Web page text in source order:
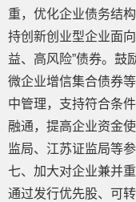
重，优化企业债务结
持创新创业型企业面
益、高风险”债券。鼓
微企业增信集合债券
中管理，支持符合条
融通，提高企业资金
监局、江苏证监局等
七、加大对企业兼并
通过发行优先股、可